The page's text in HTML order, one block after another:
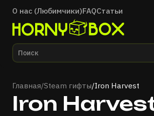
О нас (Любимчики)FAQСтатьи
Главная
Главная/Steam гифты/Iron Harvest
Iron